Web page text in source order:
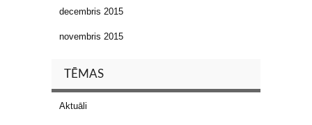
decembris 2015
novembris 2015
TĒMAS
Aktuāli